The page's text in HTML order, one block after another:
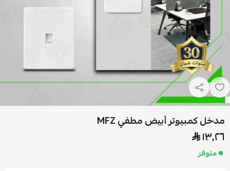
مدخل كمبيوتر أبيض مطفي MFZ
١٣٫٢٦
متوفر